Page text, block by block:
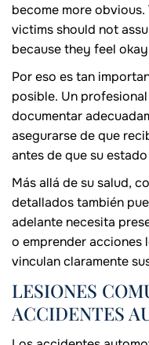
become more
victims should not
because they feel
Por eso es tan
posible. Un
documentar
asegurarse de que
antes de que su
Más allá de su salud,
detallados también
adelante necesita
o emprender acciones
vinculan claramente
LESIONES
ACCIDENTES